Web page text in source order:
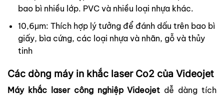
bao bì nhiều lớp. PVC và nhiều loại nhựa khác.
10,6μm: Thích hợp lý tưởng để đánh dấu trên bao bì
giấy, bìa cứng, các loại nhựa và nhãn, gỗ và thủy
tinh
Các dòng máy in khắc laser Co2 của Videojet
Máy khắc laser công nghiệp Videojet dễ dàng tích